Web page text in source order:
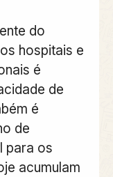
do
hospitais e
é
de
é
de
para os
acumulam